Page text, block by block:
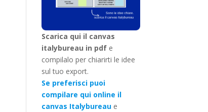
Scarica qui il canvas
italybureau in pdf e
compilalo per chiarirti le idee
sul tuo export.
Se preferisci puoi
compilare qui online il
canvas Italybureau e